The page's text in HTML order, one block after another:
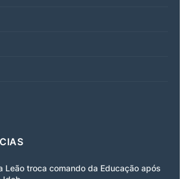
Leão troca comando da Educação após